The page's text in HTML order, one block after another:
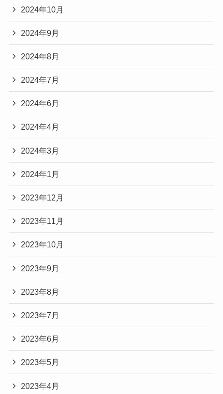
2024年10月
2024年9月
2024年8月
2024年7月
2024年6月
2024年4月
2024年3月
2024年1月
2023年12月
2023年11月
2023年10月
2023年9月
2023年8月
2023年7月
2023年6月
2023年5月
2023年4月